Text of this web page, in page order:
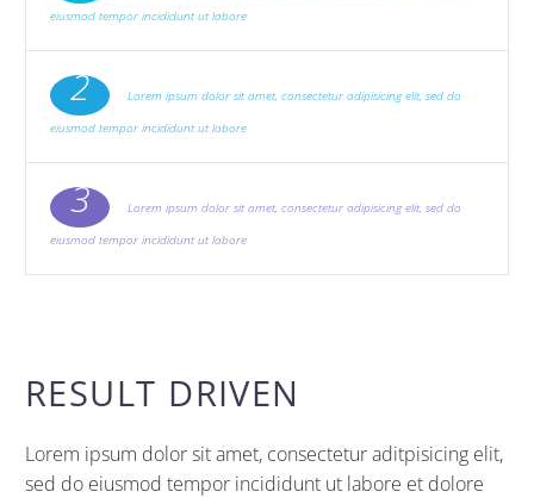
eiusmod tempor incididunt ut labore
2
Lorem ipsum dolor sit amet, consectetur adipisicing elit, sed do
eiusmod tempor incididunt ut labore
3
Lorem ipsum dolor sit amet, consectetur adipisicing elit, sed do
eiusmod tempor incididunt ut labore
RESULT DRIVEN
Lorem ipsum dolor sit amet, consectetur aditpisicing elit,
sed do eiusmod tempor incididunt ut labore et dolore